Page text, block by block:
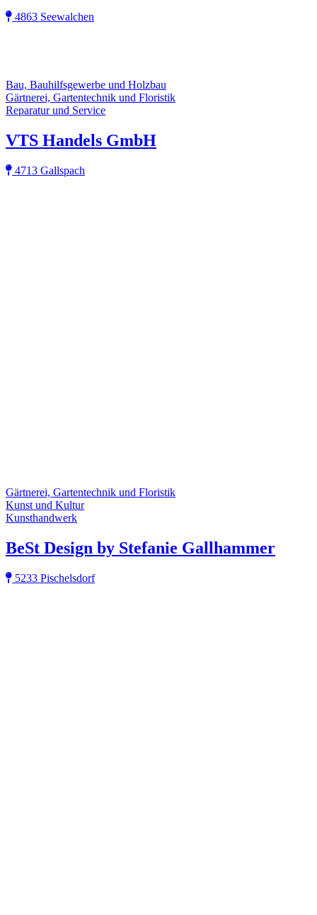
4863 Seewalchen
Bau, Bauhilfsgewerbe und Holzbau
Gärtnerei, Gartentechnik und Floristik
Reparatur und Service
VTS Handels GmbH
4713 Gallspach
Gärtnerei, Gartentechnik und Floristik
Kunst und Kultur
Kunsthandwerk
BeSt Design by Stefanie Gallhammer
5233 Pischelsdorf